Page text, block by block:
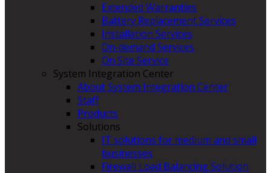
Extended Warranties
Battery Replacement Services
Installation Services
On-demand Services
On Site Service
System Integration Center
About System Integration Center
Staff
Products
Solutions
IT solutions for medium and small
businesses
Firewall Load Balancing Solution